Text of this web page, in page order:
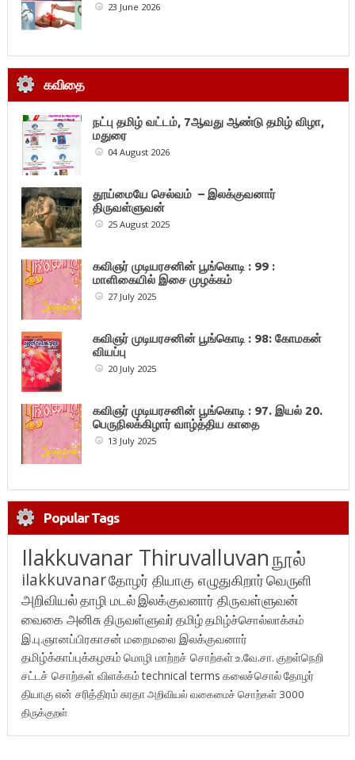
23 June 2026
கவிதை
நட்பு தமிழ் வட்டம், 7ஆவது ஆண்டு தமிழ் விழா,
மதுரை
04 August 2026
தூய்மையே செல்வம் – இலக்குவனார்
திருவள்ளுவன்
25 August 2025
கவிஞர் முடியரசனின் பூங்கொடி : 99 :
மாளிகையில் இசை முழக்கம்
27 July 2025
கவிஞர் முடியரசனின் பூங்கொடி : 98: கோமகன்
வியப்பு
20 July 2025
கவிஞர் முடியரசனின் பூங்கொடி : 97. இயல் 20.
பெருநிலக்கிழார் வாழ்த்திய காதை
13 July 2025
Popular Tags
Ilakkuvanar Thiruvalluvanநூல்
ilakkuvanarதோழர் தியாகு எழுதுகிறார்வெருளி
அறிவியல்தாழி மடல்இலக்குவனார் திருவள்ளுவன்
வைகை அனிசுதிருவள்ளுவர்தமிழ்தமிழ்ச்சொல்லாக்கம்
இ.பு.ஞானப்பிரகாசன் மறைமலை இலக்குவனார்
தமிழ்க்காப்புக்கழகம் மொழி மாற்றச் சொற்கள்உ.வே.சா. குறள்நெறி
சட்டச் சொற்கள் விளக்கம்technical terms கலைச்சொல்தோழர்
தியாகுஎன் சரித்திரம்சுரதாஅறிவியல் வகைமைச் சொற்கள் 3000
திருக்குறள்